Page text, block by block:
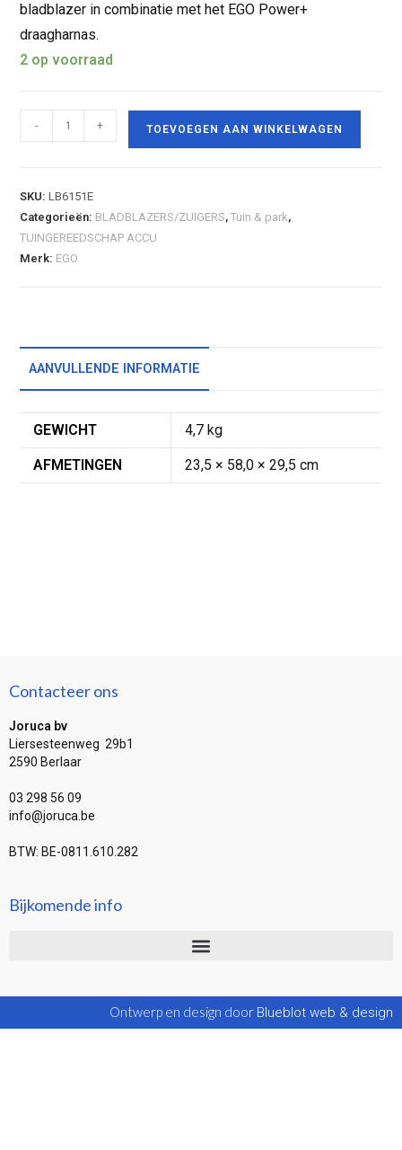
bladblazer in combinatie met het EGO Power+
draagharnas.
2 op voorraad
- + TOEVOEGEN AAN WINKELWAGEN
SKU:LB6151E
Categorieën: BLADBLAZERS/ZUIGERS,Tuin & park,
TUINGEREEDSCHAP ACCU
Merk: EGO
AANVULLENDE INFORMATIE
GEWICHT 4,7 kg
AFMETINGEN 23,5 × 58,0 × 29,5 cm
Contacteer ons
Joruca bv
Liersesteenweg 29b1
2590 Berlaar
03 298 56 09
info@joruca.be
BTW: BE-0811.610.282
Bijkomende info
Ontwerp en design door Blueblot web & design